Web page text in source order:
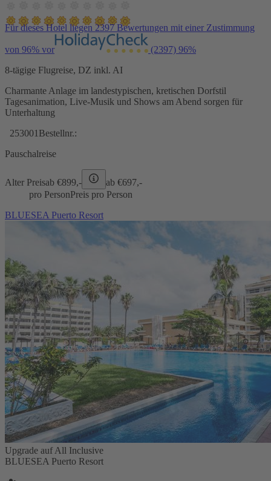
Für dieses Hotel liegen 2397 Bewertungen mit einer Zustimmung
von 96% vor (2397) 96%
8-tägige Flugreise, DZ inkl. AI
Charmante Anlage im landestypischen, kretischen Dorfstil
Tagesanimation, Live-Musik und Shows am Abend sorgen für
Unterhaltung
253001 Bestellnr.:
Pauschalreise
Alter Preisab €899,- ab €697,-
pro PersonPreis pro Person
BLUESEA Puerto Resort
Upgrade auf All Inclusive
BLUESEA Puerto Resort